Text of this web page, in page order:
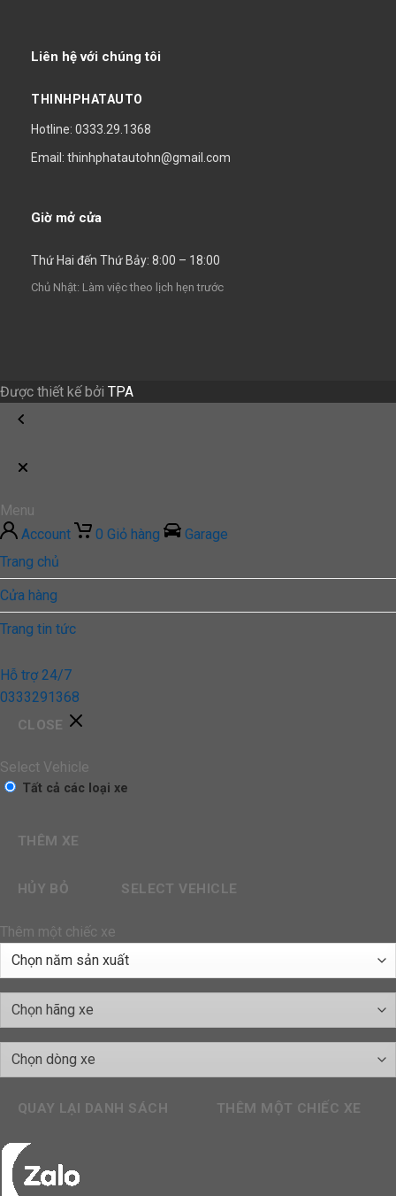
Liên hệ với chúng tôi
THINHPHATAUTO
Hotline: 0333.29.1368
Email: thinhphatautohn@gmail.com
Giờ mở cửa
Thứ Hai đến Thứ Bảy: 8:00 – 18:00
Chủ Nhật: Làm việc theo lịch hẹn trước
Được thiết kế bởi TPA
Menu
Account
0 Giỏ hàng
Garage
Trang chủ
Cửa hàng
Trang tin tức
Hỗ trợ 24/7
0333291368
CLOSE
Select Vehicle
Tất cả các loại xe
THÊM XE
HỦY BỎ SELECT VEHICLE
Thêm một chiếc xe
QUAY LẠI DANH SÁCH THÊM MỘT CHIẾC XE